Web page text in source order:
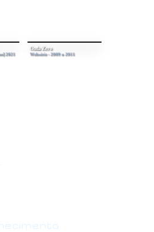
2021
Onda Zero
Websérie - 2009 a 2011